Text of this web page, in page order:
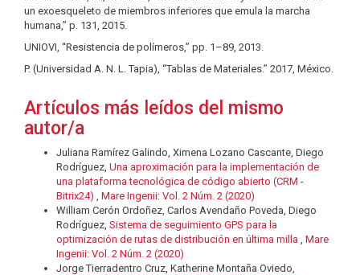
un exoesqueleto de miembros inferiores que emula la marcha
humana,” p. 131, 2015.
UNIOVI, “Resistencia de polímeros,” pp. 1–89, 2013.
P. (Universidad A. N. L. Tapia), “Tablas de Materiales.” 2017, México.
Artículos más leídos del mismo
autor/a
Juliana Ramírez Galindo, Ximena Lozano Cascante, Diego
Rodríguez, Una aproximación para la implementación de
una plataforma tecnológica de código abierto (CRM -
Bitrix24)
Mare Ingenii: Vol. 2 Núm. 2 (2020)
William Cerón Ordoñez, Carlos Avendaño Poveda, Diego
Rodríguez, Sistema de seguimiento GPS para la
optimización de rutas de distribución en última milla
Mare
Ingenii: Vol. 2 Núm. 2 (2020)
Jorge Tierradentro Cruz, Katherine Montaña Oviedo,